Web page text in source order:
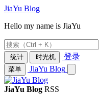
JiaYu Blog
Hello my name is JiaYu
统计
时光机 登录
菜单 JiaYu Blog
JiaYu Blog RSS